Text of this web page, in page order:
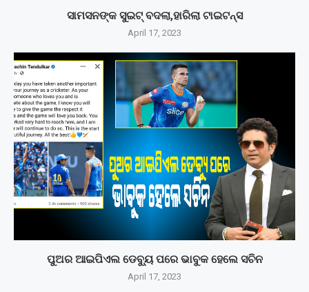
ସାମସନଙ୍କ ସୁଇଟ୍ ବଦଲା,ହାରିଲା ଟାଇଟନ୍ସ
April 17, 2023
ପୁଅର ଆଇପିଏଲ ଡେବ୍ୟୁ ପରେ ଭାବୁକ ହେଲେ ସଚିନ
April 17, 2023